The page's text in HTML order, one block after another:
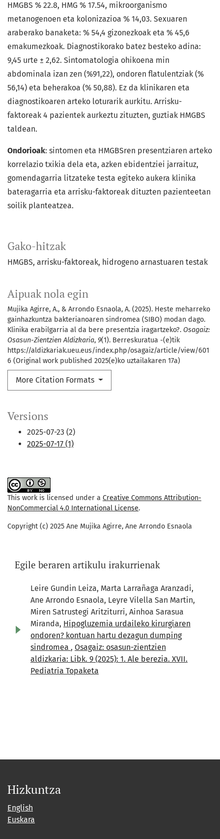
Versions
2025-07-23 (2)
2025-07-17 (1)
Gako-hitzak
HMGBS arrisku-faktoreak hidrogeno arnastuaren testak
Aipuak nola egin
Mujika Agirre, A., & Arrondo Esnaola, A. (2025). Heste meharreko
gainhazkuntza bakterianoaren sindromea (SIBO) modan dago.
Klinika erabilgarria al da bere presentzia iragartzeko?. Osagaiz:
Osasun-Zientzien Aldizkaria, 9(1). Berreskuratua -(e)tik
https://aldizkariak.ueu.eus/index.php/osagaiz/article/view/601
6 (Original work published 2025(e)ko uztailakaren 17a)
More Citation Formats
HMGBS % 22.8, HMG % 17.54, mikroorganismo
metanogenoen eta kolonizazioa % 14,03. Sexuaren
araberako banaketa: % 54,4 gizonezkoak eta % 45,6
emakumezkoak. Diagnostikorako batez besteko adina:
9,45 urte ± 2,62. Sintomatologia ohikoena min
abdominala izan zen (%91,22), ondoren flatulentziak (%
56,14) eta beherakoa (% 50,88). Ez da klinikaren eta
diagnostikoaren arteko loturarik aurkitu. Arrisku-
faktoreak 4 pazientek aurkeztu zituzten, guztiak HMGBS
taldean.
Ondorioak: sintomen eta HMGBSren presentziaren arteko
korrelazio txikia dela eta, azken ebidentziei jarraituz,
gomendagarria litzateke testa egiteko aukera klinika
bateragarria eta arrisku-faktoreak dituzten pazienteetan
soilik planteatzea.
This work is licensed under a Creative Commons Attribution-
NonCommercial 4.0 International License.
Copyright (c) 2025 Ane Mujika Agirre, Ane Arrondo Esnaola
Egile beraren artikulu irakurrienak
Leire Gundin Leiza, Marta Larrañaga Aranzadi,
Ane Arrondo Esnaola, Leyre Vilella San Martin,
Miren Satrustegi Aritziturri, Ainhoa Sarasua
Miranda, Hipogluzemia urdaileko kirurgiaren
ondoren? kontuan hartu dezagun dumping
sindromea , Osagaiz: osasun-zientzien
aldizkaria: Libk. 9 (2025): 1. Ale berezia. XVII.
Pediatria Topaketa
Hizkuntza
English
Euskara